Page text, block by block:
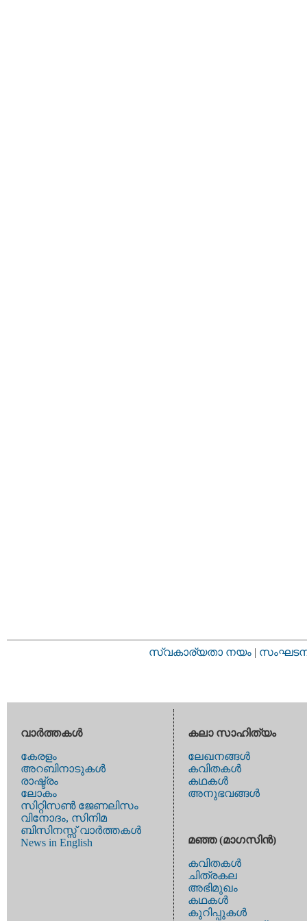
സ്വകാര്യതാ നയം |
വാര്‍ത്തകള്‍
കേരളം
അറബിനാടുകള്‍
രാഷ്ട്രം
ലോകം
സിറ്റിസണ്‍ ജേണലിസം
വിനോദം, സിനിമ
ബിസിനസ്സ് വാര്‍ത്തകള്‍
News in English
കലാ സാഹിത്യം
ലേഖനങ്ങള്‍
കവിതകള്‍
കഥകള്‍
അനുഭവങ്ങള്‍
മഞ്ഞ (മാഗസിന്‍)
കവിതകള്‍
ചിത്രകല
അഭിമുഖം
കഥകള്‍
കുറിപ്പുകള്‍